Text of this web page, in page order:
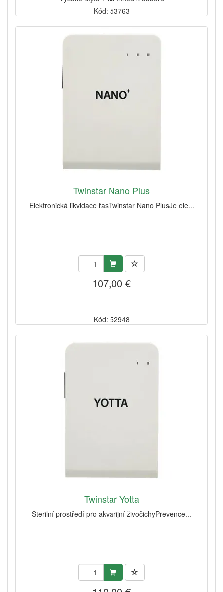
Kód: 53763
Twinstar Nano Plus
Elektronická likvidace řasTwinstar Nano PlusJe ele...
107,00 €
Kód: 52948
Twinstar Yotta
Sterilní prostředí pro akvarijní živočichyPrevence...